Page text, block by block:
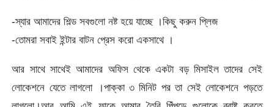
-স্যার আমাদের শিল্ড সবগুলো নষ্ট হয়ে যাচ্ছে ।কিছু করুন প্লিজ
-তোমরা সবাই ইন্টার বাটন প্রেস করো একসাথে ।
আর সাথে সাথেই আমাদের অফিস থেকে একটা বড় মিসাইল তাদের সেই
লোকেশনে যেতে লাগলো ।পাক্কা ৩ মিনিট পর তা সেই লোকেশনে পড়তে